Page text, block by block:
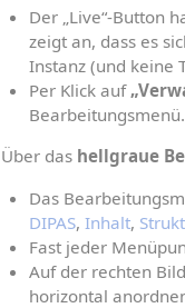
Der „Live“-Button
zeigt an, dass es
Instanz (und keine
Per Klick auf
Bearbeitungsmenü.
Über das hellgraue
Das
DIPAS, Inhalt,
Fast jeder
Auf der rechten
horizontal